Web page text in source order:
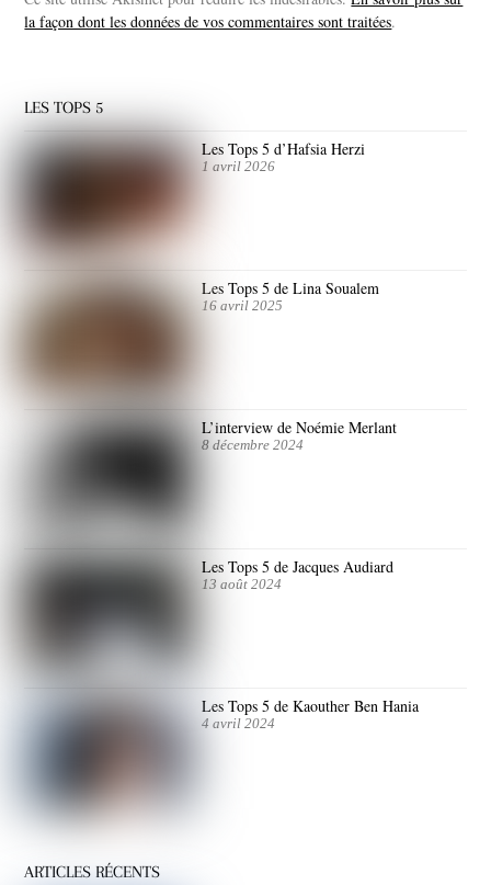
la façon dont les données de vos commentaires sont traitées.
LES TOPS 5
Les Tops 5 d’Hafsia Herzi
1 avril 2026
Les Tops 5 de Lina Soualem
16 avril 2025
L’interview de Noémie Merlant
8 décembre 2024
Les Tops 5 de Jacques Audiard
13 août 2024
Les Tops 5 de Kaouther Ben Hania
4 avril 2024
ARTICLES RÉCENTS